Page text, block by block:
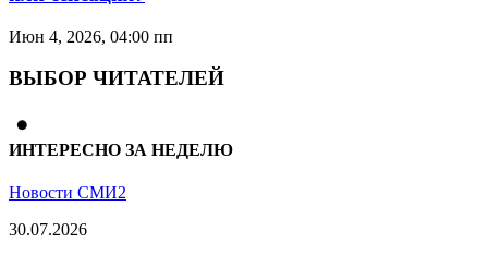
Июн 4, 2026, 04:00 пп
ВЫБОР ЧИТАТЕЛЕЙ
ИНТЕРЕСНО ЗА НЕДЕЛЮ
Новости СМИ2
30.07.2026